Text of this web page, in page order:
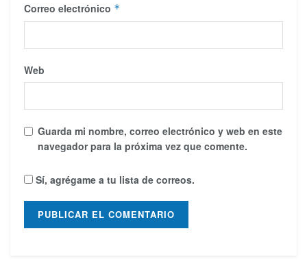
Correo electrónico *
Web
Guarda mi nombre, correo electrónico y web en este
navegador para la próxima vez que comente.
Sí, agrégame a tu lista de correos.